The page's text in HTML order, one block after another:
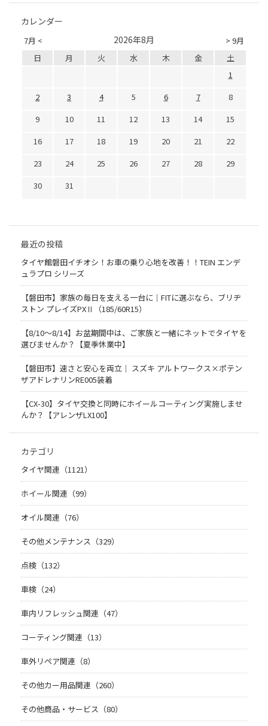
カレンダー
7月 < > 9月
2026年8月
日 月 火 水 木 金
土
1
2
3 4 5 6 7
8
9
10 11 12 13 14
15
16
17 18 19 20 21
22
23
24 25 26 27 28
29
30
31
最近の投稿
タイヤ館磐田イチオシ！お車の乗り心地を改善！！TEIN エンデ
ュラプロ シリーズ
【磐田市】家族の毎日を支える一台に｜FITに選ぶなら、ブリヂ
ストン プレイズPXⅡ（185/60R15）
【8/10～8/14】お盆期間中は、ご家族と一緒にネットでタイヤを
選びませんか？【夏季休業中】
【磐田市】速さと安心を両立｜ スズキ アルトワークス×ポテン
ザアドレナリンRE005装着
【CX-30】タイヤ交換と同時にホイールコーティング実施しませ
んか？【アレンザLX100】
カテゴリ
タイヤ関連（1121）
ホイール関連（99）
オイル関連（76）
その他メンテナンス（329）
点検（132）
車検（24）
車内リフレッシュ関連（47）
コーティング関連（13）
車外リペア関連（8）
その他カー用品関連（260）
その他商品・サービス（80）